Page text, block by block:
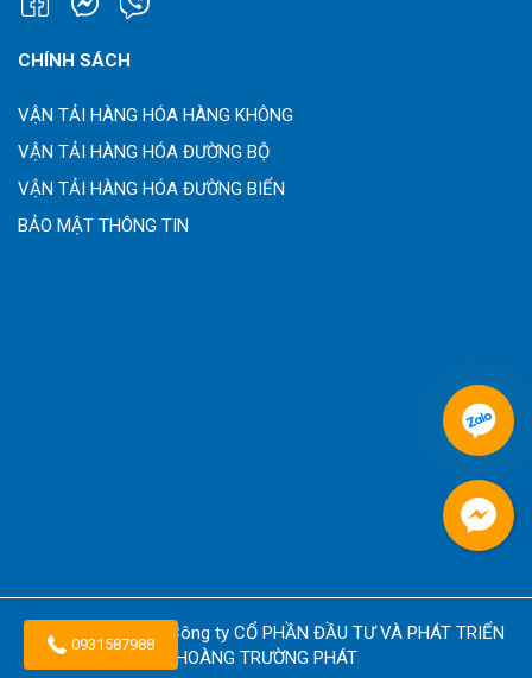
0931587988
CHÍNH SÁCH
VẬN TẢI HÀNG HÓA HÀNG KHÔNG
VẬN TẢI HÀNG HÓA ĐƯỜNG BỘ
VẬN TẢI HÀNG HÓA ĐƯỜNG BIỂN
BẢO MẬT THÔNG TIN
Copyright © 2026
Công ty CỔ PHẦN ĐẦU TƯ VÀ PHÁT TRIỂN
HOÀNG TRƯỜNG PHÁT